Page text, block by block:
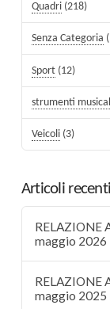
Quadri (218)
Senza Categoria
Sport (12)
strumenti
Veicoli (3)
Articoli recenti
RELAZIONE
maggio 2026
RELAZIONE
maggio 2025